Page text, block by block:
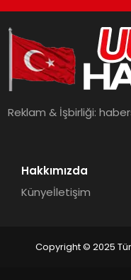
Reklam & İşbirliği:
Hakkımızda
Künyeİletişim
Copyright © 2025